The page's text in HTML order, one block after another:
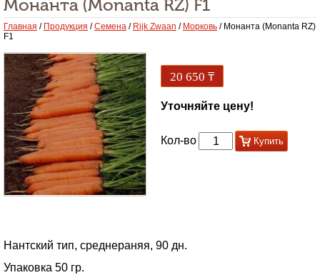
Монанта (Monanta RZ) F1
Главная / Продукция /Семена / Rijk Zwaan / Морковь / Монанта (Monanta RZ)
F1
20 650 ₸
Уточняйте цену!
Кол-во Купить
Нантский тип, среднераняя, 90 дн.
Упаковка 50 гр.